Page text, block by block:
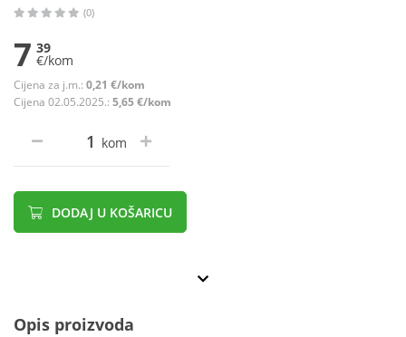
(0)
7 39
€/kom
Cijena za j.m.: 0,21 €/kom
Cijena 02.05.2025.: 5,65 €/kom
kom
DODAJ U KOŠARICU
Opis proizvoda